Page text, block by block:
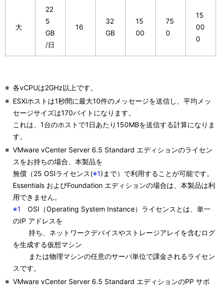
大
22
5
GB
/日
16
32
GB
15
00
75
0
15
00
0
※ 各vCPUは2GHz以上です。
※ ESXiホストは1秒間に最大10件のメッセージを送信し、平均メッ
セージサイズは170バイトになります。
これは、1台のホストで1日あたり150MBを送信する計算になりま
す。
※ VMware vCenter Server 6.5 Standard エディションのライセン
スをお持ちの場合、本製品を
無償（25 OSIライセンス(※1)まで）で利用することが可能です。
Essentials およびFoundation エディションの場合は、本製品は利
用できません。
※1
OSI（Operating System Instance）ライセンスとは、単一
のIP アドレスを
持ち、ネットワークデバイスやストレージアレイを含むログ
を生成する仮想マシン
または物理マシンの任意のサーバ単位で課金されるライセン
スです。
※ VMware vCenter Server 6.5 Standard エディションのPP サポ